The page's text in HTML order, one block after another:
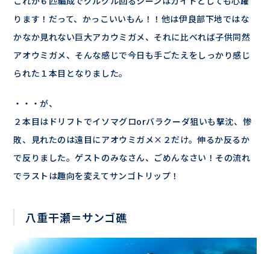
ります！だって、かっこいいもん！！他は伊良部下地ではな
かなか見れない巨大アカウミガメ、それに比べれば子供同然
アオウミガメ、そんな感じで今日も手ごたえをしっかり感じ
られた１本目となりました。
・・・が、
２本目はドリフトでイソマグロorバラクーダ狙いも撃沈、惨
敗、見れたのは遠目にアオウミガメ×２だけ。伸るか反るか
で反りました。ゲストのみなさん、ごめんなさい！その流れ
でラストは趣向を変えてサンゴトリップ！
八重干瀬＝サンゴ礁